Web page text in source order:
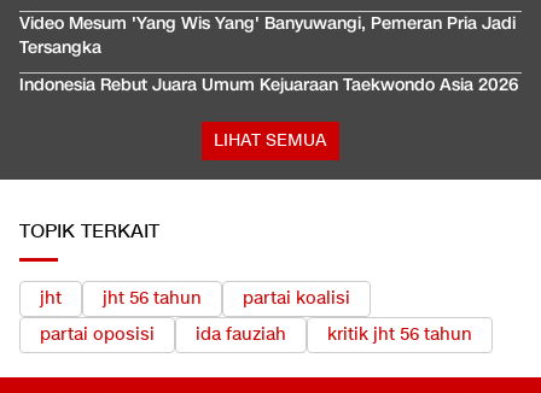
Video Mesum 'Yang Wis Yang' Banyuwangi, Pemeran Pria Jadi
Tersangka
Indonesia Rebut Juara Umum Kejuaraan Taekwondo Asia 2026
LIHAT SEMUA
TOPIK TERKAIT
jht jht 56 tahun
partai koalisi
partai oposisi
ida fauziah kritik jht 56 tahun